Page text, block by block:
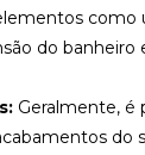
como
do banheiro
Geralmente, é
do